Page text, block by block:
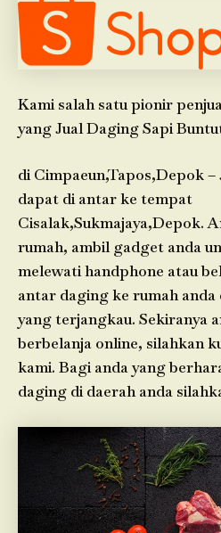
Kami salah satu pionir
yang Jual Daging Sapi
di Cimpaeun,Tapos,Depok
dapat di antar ke tempat
Cisalak,Sukmajaya,Depok.
rumah, ambil gadget anda
melewati handphone atau
antar daging ke rumah
yang terjangkau. Sekiranya
berbelanja online, silahkan
kami. Bagi anda yang
daging di daerah anda